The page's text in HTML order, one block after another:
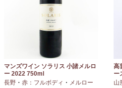
マンズワイン ソラリス 小諸メルロ
ー 2022 750ml
長野 ・ 赤：フルボディ ・ メルロー
高
ー
ワ
山